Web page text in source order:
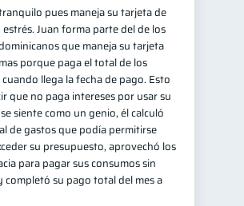
pues maneja su tarjeta de
Juan forma parte del de los
que maneja su tarjeta
porque paga el total de los
llega la fecha de pago. Esto
que no paga intereses por usar su
siente como un genio, él calculó
de gastos que podía permitirse
su presupuesto, aprovechó los
para pagar sus consumos sin
completó su pago total del mes a